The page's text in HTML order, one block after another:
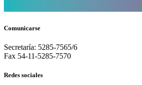
Comunicarse
Secretaría: 5285-7565/6
Fax 54-11-5285-7570
Redes sociales